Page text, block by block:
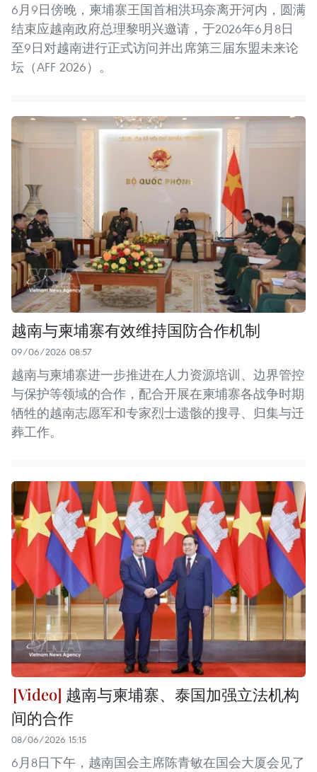
6月9日傍晚，柬埔寨王国首相洪玛奈离开河内，圆满
结束应越南政府总理黎明兴邀请，于2026年6月8日
至9日对越南进行正式访问并出席第三届东盟未来论
坛（AFF 2026）。
越南与柬埔寨有效维持国防合作机制
09/06/2026 08:57
越南与柬埔寨进一步推进在人力资源培训、边界管控
与保护等领域的合作，配合开展在柬埔寨各战争时期
牺牲的越南志愿军和专家烈士遗骸的搜寻、归集与迁
葬工作。
越南与柬埔寨、泰国加强立法机构
间的合作
08/06/2026 15:15
6月8日下午，越南国会主席陈青敏在国会大厦会见了